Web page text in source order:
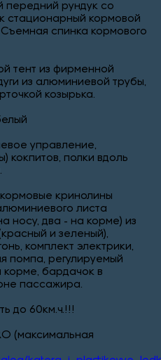
передний рундук со
стационарный кормовой
спинка кормового
тент из фирменной
из алюминиевой трубы,
козырька.
управление,
кокпитов, полки вдоль
кринолины
листа
носу, два - на корме) из
и зеленый),
комплект электрики,
помпа, регулируемый
корме, бардачок в
пассажира.
до 60км.ч.!!!
(максимальная